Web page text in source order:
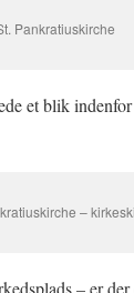
Pankratiuskirche
et blik
–
– er